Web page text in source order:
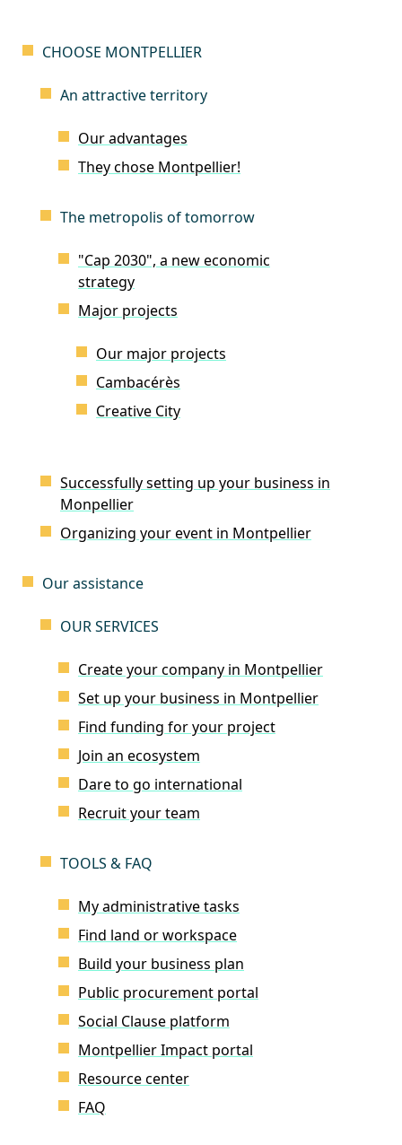
CHOOSE MONTPELLIER
An attractive territory
Our advantages
They chose Montpellier!
The metropolis of tomorrow
"Cap 2030", a new economic
strategy
Major projects
Our major projects
Cambacérès
Creative City
Successfully setting up your business in
Monpellier
Organizing your event in Montpellier
Our assistance
OUR SERVICES
Create your company in Montpellier
Set up your business in Montpellier
Find funding for your project
Join an ecosystem
Dare to go international
Recruit your team
TOOLS & FAQ
My administrative tasks
Find land or workspace
Build your business plan
Public procurement portal
Social Clause platform
Montpellier Impact portal
Resource center
FAQ